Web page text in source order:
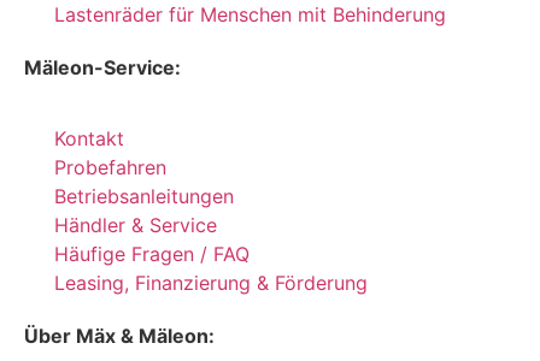
Lastenräder für Menschen mit Behinderung
Mäleon-Service:
Kontakt
Probefahren
Betriebsanleitungen
Händler & Service
Häufige Fragen / FAQ
Leasing, Finanzierung & Förderung
Über Mäx & Mäleon: